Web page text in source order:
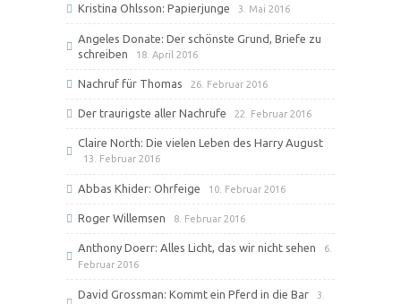
Kristina Ohlsson: Papierjunge 3. Mai 2016
Angeles Donate: Der schönste Grund, Briefe zu
schreiben
18. April 2016
Nachruf für Thomas 26. Februar 2016
Der traurigste aller Nachrufe 22. Februar 2016
Claire North: Die vielen Leben des Harry August
13. Februar 2016
Abbas Khider: Ohrfeige 10. Februar 2016
Roger Willemsen 8. Februar 2016
Anthony Doerr: Alles Licht, das wir nicht sehen
6.
Februar 2016
David Grossman: Kommt ein Pferd in die Bar
3.